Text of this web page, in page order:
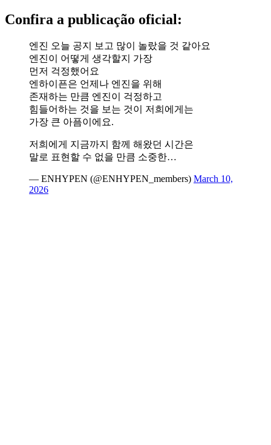
Confira a publicação oficial:
엔진 오늘 공지 보고 많이 놀랐을 것 같아요
엔진이 어떻게 생각할지 가장
먼저 걱정했어요
엔하이픈은 언제나 엔진을 위해
존재하는 만큼 엔진이 걱정하고
힘들어하는 것을 보는 것이 저희에게는
가장 큰 아픔이에요.
저희에게 지금까지 함께 해왔던 시간은
말로 표현할 수 없을 만큼 소중한…
— ENHYPEN (@ENHYPEN_members) March 10,
2026